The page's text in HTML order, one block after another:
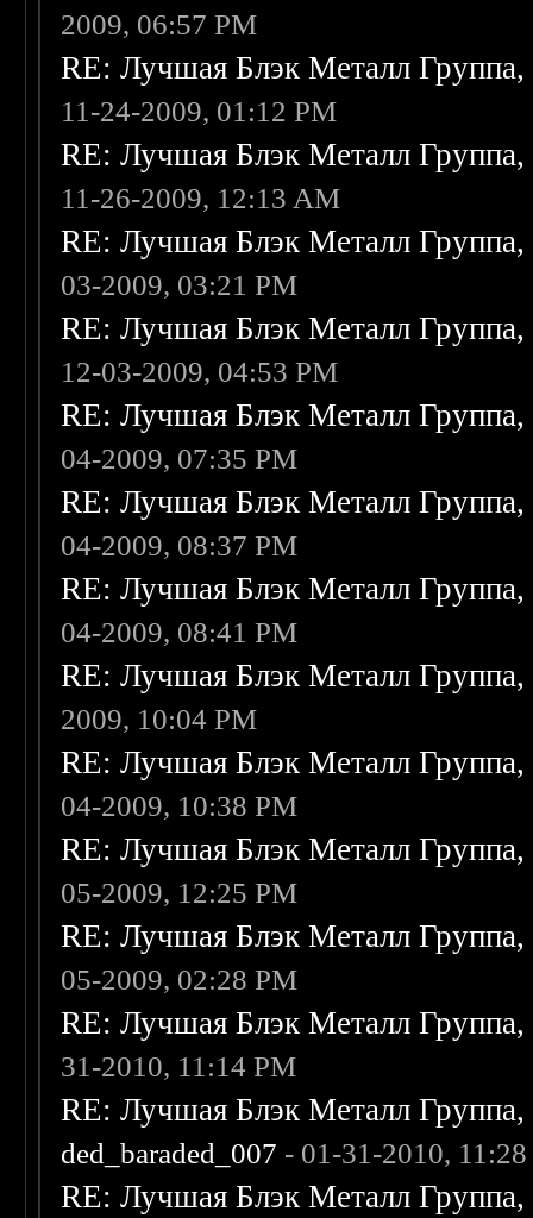
2009, 06:57 PM
RE: Лучшая Блэк Металл
11-24-2009, 01:12 PM
RE: Лучшая Блэк Металл
11-26-2009, 12:13 AM
RE: Лучшая Блэк Металл
03-2009, 03:21 PM
RE: Лучшая Блэк Металл
12-03-2009, 04:53 PM
RE: Лучшая Блэк Металл
04-2009, 07:35 PM
RE: Лучшая Блэк Металл
04-2009, 08:37 PM
RE: Лучшая Блэк Металл
04-2009, 08:41 PM
RE: Лучшая Блэк Металл
2009, 10:04 PM
RE: Лучшая Блэк Металл
04-2009, 10:38 PM
RE: Лучшая Блэк Металл
05-2009, 12:25 PM
RE: Лучшая Блэк Металл
05-2009, 02:28 PM
RE: Лучшая Блэк Металл
31-2010, 11:14 PM
RE: Лучшая Блэк Металл
ded_baraded_007 - 01-31-2010,
RE: Лучшая Блэк Металл